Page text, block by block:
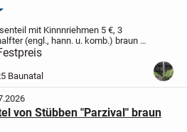
mit Kinnnriehmen 5 €, 3
(engl., hann. u. komb.) braun 5
(braun) 10 €,
5 €
Springen, bordeaux...
Baunatal
von Stübben "Parzival" braun